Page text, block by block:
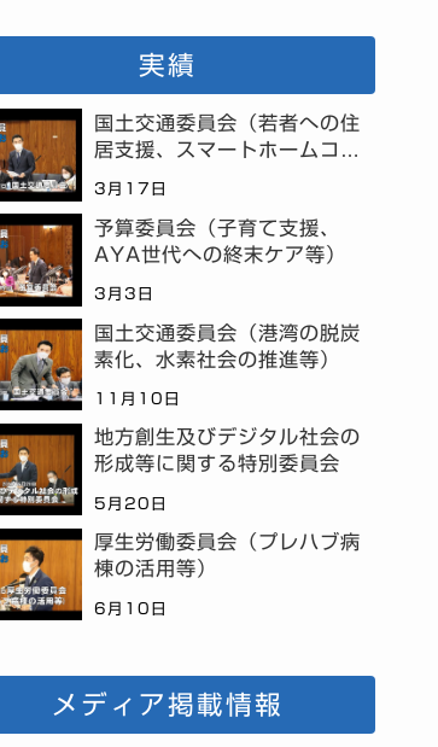
実績
国土交通委員会（若者への住
居支援、スマートホームコミ
3月17日
予算委員会（子育て支援、
AYA世代への終末ケア等）
3月3日
国土交通委員会（港湾の脱炭
素化、水素社会の推進等）
11月10日
地方創生及びデジタル社会の
形成等に関する特別委員会
5月20日
厚生労働委員会（プレハブ病
棟の活用等）
6月10日
メディア掲載情報